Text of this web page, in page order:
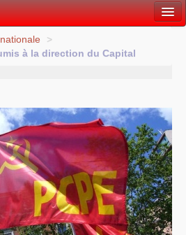
>
à la direction du Capital